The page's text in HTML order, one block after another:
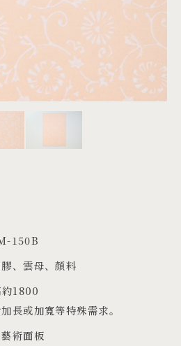
150B
、雲母、顏料
1800
長或加寬等特殊需求。
術面板